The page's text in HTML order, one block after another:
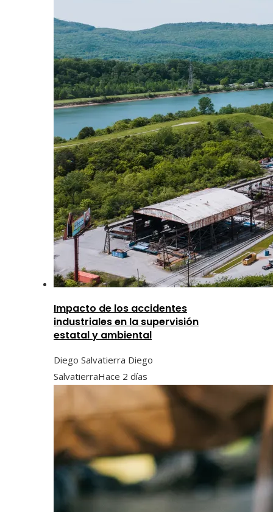
Impacto de los accidentes
industriales en la supervisión
estatal y ambiental
Diego Salvatierra Diego
SalvatierraHace 2 días